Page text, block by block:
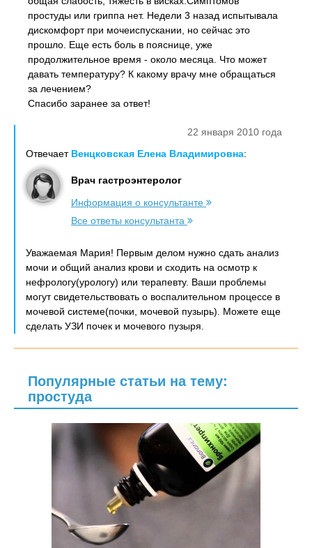
простуды или гриппа нет. Недели 3 назад испытывала
дискомфорт при мочеиспускании, но сейчас это
прошло. Еще есть боль в пояснице, уже
продолжительное время - около месяца. Что может
давать температуру? К какому врачу мне обращаться
за лечением?
Спасибо заранее за ответ!
22 января 2010 года
Отвечает Венцковская Елена Владимировна:
Врач гастроэнтеролог
Информация о консультанте
Все ответы консультанта
Уважаемая Мария! Первым делом нужно сдать анализ
мочи и общий анализ крови и сходить на осмотр к
нефрологу(урологу) или терапевту. Ваши проблемы
могут свидетельствовать о воспалительном процессе в
мочевой системе(почки, мочевой пузырь). Можете еще
сделать УЗИ почек и мочевого пузыря.
Популярные статьи на тему:
простуда